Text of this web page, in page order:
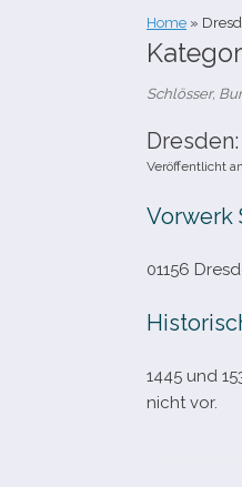
Home »
Schlösser,
Veröffentlicht
Vorwerk
01156
1445 und
nicht vor.